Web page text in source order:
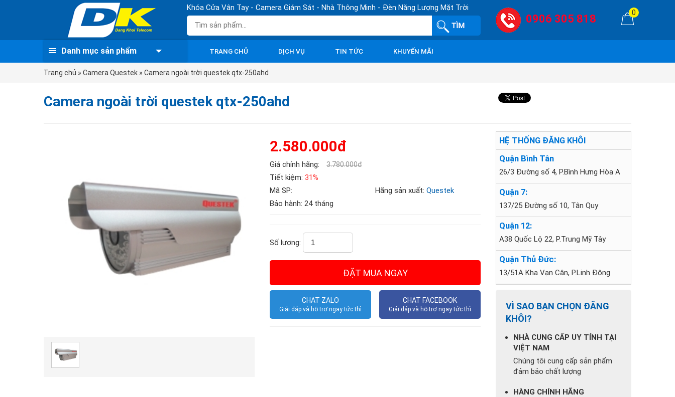
Khóa Cửa Vân Tay - Camera Giám Sát - Nhà Thông Minh - Đèn Năng Lượng Mặt Trời
0906 305 818 0
Danh mục sản phẩm TRANG CHỦ DỊCH VỤ TIN TỨC KHUYẾN MÃI
Trang chủ » Camera Questek » Camera ngoài trời questek qtx-250ahd
Camera ngoài trời questek qtx-250ahd
2.580.000đ
Giá chính hãng: 3.780.000đ
Tiết kiệm: 31%
Mã SP:
Hãng sản xuất: Questek
Bảo hành: 24 tháng
Số lượng:
CHAT ZALO
Giải đáp và hỗ trợ ngay tức thì
CHAT FACEBOOK
Giải đáp và hỗ trợ ngay tức thì
HỆ THỐNG ĐĂNG KHÔI
Quận Bình Tân
26/3 Đường số 4, P.Bình Hưng Hòa A
Quận 7:
137/25 Đường số 10, Tân Quy
Quận 12:
A38 Quốc Lộ 22, P.Trung Mỹ Tây
Quận Thủ Đức:
13/51A Kha Vạn Cân, P.Linh Động
VÌ SAO BẠN CHỌN ĐĂNG
KHÔI?
NHÀ CUNG CẤP UY TÍNH TẠI
VIỆT NAM
Chúng tôi cung cấp sản phẩm
đảm bảo chất lượng
HÀNG CHÍNH HÃNG